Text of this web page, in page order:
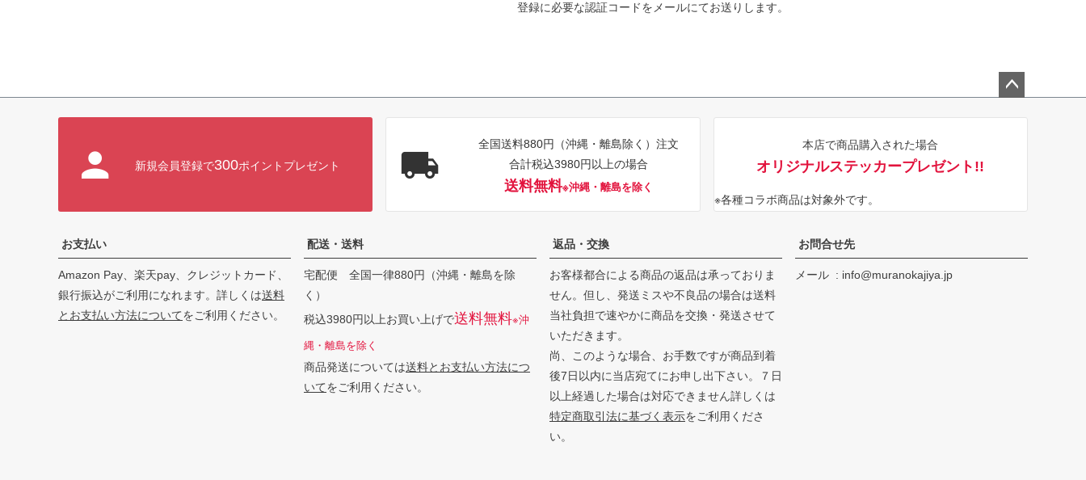
登録に必要な認証コードをメールにてお送りします。
新規会員登録で300ポイントプレゼント
全国送料880円（沖縄・離島除く）注文
合計税込3980円以上の場合
送料無料※沖縄・離島を除く
本店で商品購入された場合
オリジナルステッカープレゼント!!
※各種コラボ商品は対象外です。
お支払い
Amazon Pay、楽天pay、クレジットカード、
銀行振込がご利用になれます。詳しくは送料
とお支払い方法についてをご利用ください。
配送・送料
宅配便 全国一律880円（沖縄・離島を除
く）
税込3980円以上お買い上げで送料無料※沖
縄・離島を除く
商品発送については送料とお支払い方法につ
いてをご利用ください。
返品・交換
お客様都合による商品の返品は承っておりま
せん。但し、発送ミスや不良品の場合は送料
当社負担で速やかに商品を交換・発送させて
いただきます。
尚、このような場合、お手数ですが商品到着
後7日以内に当店宛てにお申し出下さい。７日
以上経過した場合は対応できません詳しくは
特定商取引法に基づく表示をご利用くださ
い。
お問合せ先
メール info@muranokajiya.jp